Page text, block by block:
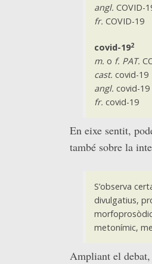
angl. COVID-
fr. COVID-19
covid-192
m. o f. PAT.
cast. covid-19
angl. covid-19
fr. covid-19
En eixe sentit,
també sobre la
S’observa
divulgatius,
metonímic,
Ampliant el